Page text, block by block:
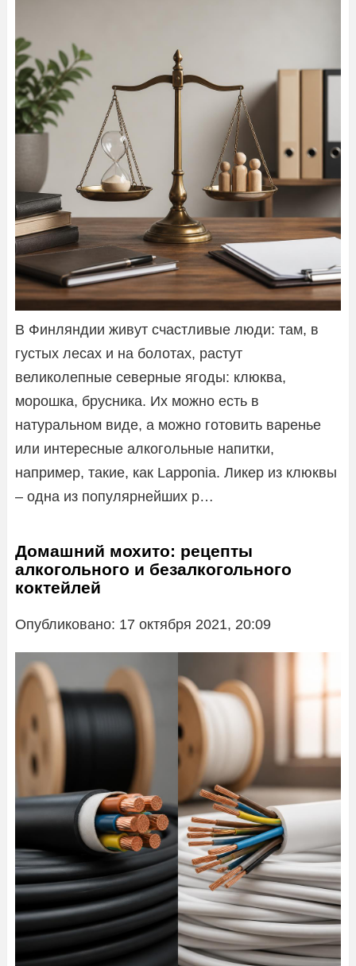
В Финляндии живут счастливые люди: там, в
густых лесах и на болотах, растут
великолепные северные ягоды: клюква,
морошка, брусника. Их можно есть в
натуральном виде, а можно готовить варенье
или интересные алкогольные напитки,
например, такие, как Lapponia. Ликер из клюквы
– одна из популярнейших р…
Домашний мохито: рецепты
алкогольного и безалкогольного
коктейлей
Опубликовано: 17 октября 2021, 20:09